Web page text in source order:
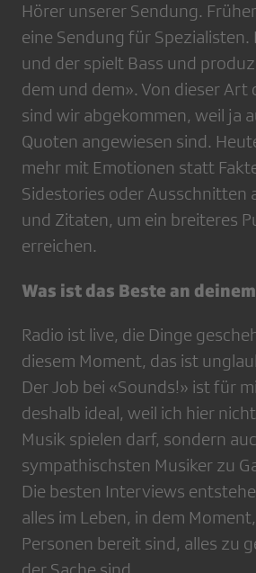
Hörer unserer Sendung.
eine Sendung für Spezialisten.
und der spielt Bass und
dem und dem». Von dieser Art
sind wir abgekommen, weil ja
Quoten angewiesen sind.
mehr mit Emotionen statt
Sidestories oder Ausschnitten
und Zitaten, um ein breiteres
erreichen.
Was ist das Beste an
Radio ist live, die Dinge
diesem Moment, das ist
Der Job bei «Sounds!» ist für
deshalb ideal, weil ich hier
Musik spielen darf, sondern
sympathischsten Musiker zu
Die besten Interviews
alles im Leben, in dem
Personen bereit sind, alles zu